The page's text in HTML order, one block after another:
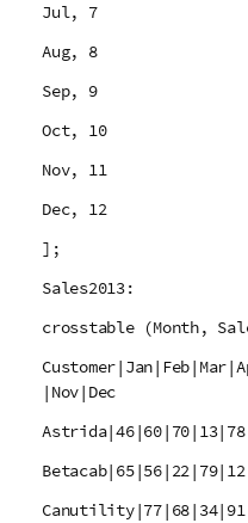
Jul, 7
Aug, 8
Sep, 9
Oct, 10
Nov, 11
Dec, 12
];
Sales2013:
crosstable (Month,
|Nov|Dec